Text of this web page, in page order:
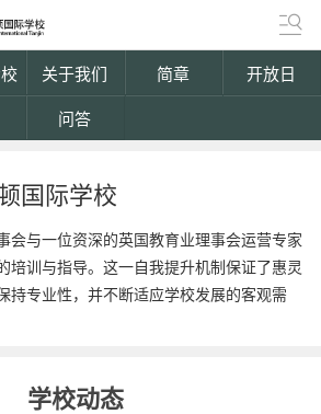
关于我们 简章
开放日
问答
国际学校
会与一位资深的英国教育业理事会运营专家
培训与指导。这一自我提升机制保证了惠灵
持专业性，并不断适应学校发展的客观需
学校动态